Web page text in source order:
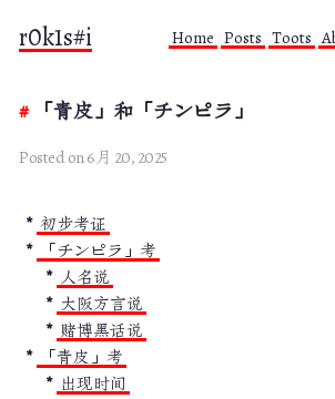
r0k1s#i Home Posts Toots
「青皮」和「チンピラ」
Posted on 6月 20, 2025
初步考证
「チンピラ」考
人名说
大阪方言说
赌博黑话说
「青皮」考
出现时间